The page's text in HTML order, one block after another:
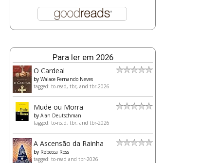
Para ler em 2026
O Cardeal
by Walace Fernando Neves
tagged: to-read, tbr, and tbr-2026
Mude ou Morra
by Alan Deutschman
tagged: to-read, tbr, and tbr-2026
A Ascensão da Rainha
by Rebecca Ross
tagged: to-read and tbr-2026